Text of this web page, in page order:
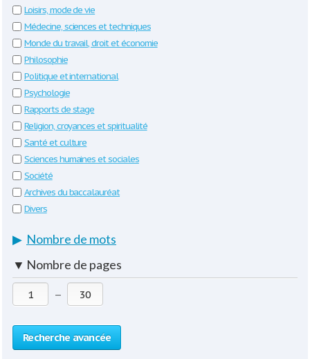
Loisirs, mode de vie
Médecine, sciences et techniques
Monde du travail, droit et économie
Philosophie
Politique et international
Psychologie
Rapports de stage
Religion, croyances et spiritualité
Santé et culture
Sciences humaines et sociales
Société
Archives du baccalauréat
Divers
▶ Nombre de mots
▼ Nombre de pages
—
Recherche avancée